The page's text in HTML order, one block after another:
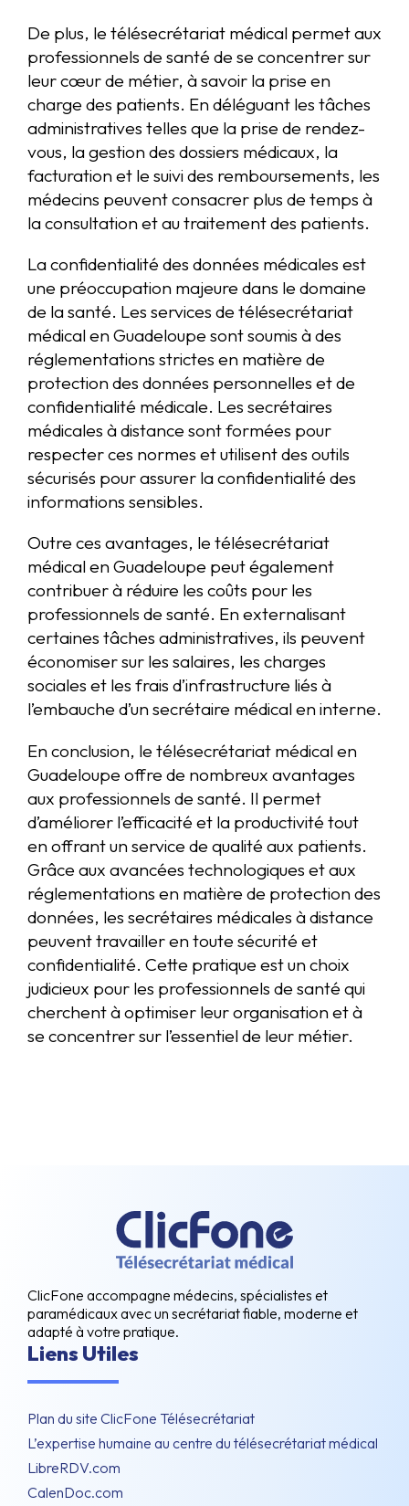
De plus, le télésecrétariat médical permet aux
professionnels de santé de se concentrer sur
leur cœur de métier, à savoir la prise en
charge des patients. En déléguant les tâches
administratives telles que la prise de rendez-
vous, la gestion des dossiers médicaux, la
facturation et le suivi des remboursements, les
médecins peuvent consacrer plus de temps à
la consultation et au traitement des patients.
La confidentialité des données médicales est
une préoccupation majeure dans le domaine
de la santé. Les services de télésecrétariat
médical en Guadeloupe sont soumis à des
réglementations strictes en matière de
protection des données personnelles et de
confidentialité médicale. Les secrétaires
médicales à distance sont formées pour
respecter ces normes et utilisent des outils
sécurisés pour assurer la confidentialité des
informations sensibles.
Outre ces avantages, le télésecrétariat
médical en Guadeloupe peut également
contribuer à réduire les coûts pour les
professionnels de santé. En externalisant
certaines tâches administratives, ils peuvent
économiser sur les salaires, les charges
sociales et les frais d’infrastructure liés à
l’embauche d’un secrétaire médical en interne.
En conclusion, le télésecrétariat médical en
Guadeloupe offre de nombreux avantages
aux professionnels de santé. Il permet
d’améliorer l’efficacité et la productivité tout
en offrant un service de qualité aux patients.
Grâce aux avancées technologiques et aux
réglementations en matière de protection des
données, les secrétaires médicales à distance
peuvent travailler en toute sécurité et
confidentialité. Cette pratique est un choix
judicieux pour les professionnels de santé qui
cherchent à optimiser leur organisation et à
se concentrer sur l’essentiel de leur métier.
ClicFone accompagne médecins, spécialistes et
paramédicaux avec un secrétariat fiable, moderne et
adapté à votre pratique.
Liens Utiles
Plan du site ClicFone Télésecrétariat
L’expertise humaine au centre du télésecrétariat médical
LibreRDV.com
CalenDoc.com